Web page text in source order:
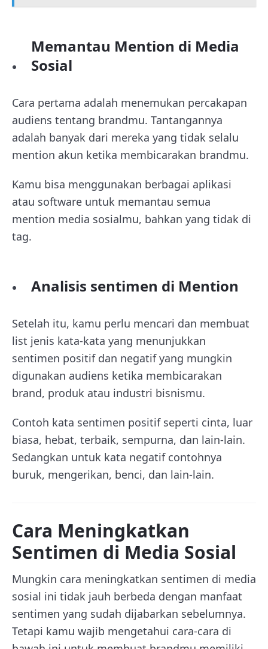
Memantau Mention di Media
Sosial
Cara pertama adalah menemukan percakapan
audiens tentang brandmu. Tantangannya
adalah banyak dari mereka yang tidak selalu
mention akun ketika membicarakan brandmu.
Kamu bisa menggunakan berbagai aplikasi
atau software untuk memantau semua
mention media sosialmu, bahkan yang tidak di
tag.
Analisis sentimen di Mention
Setelah itu, kamu perlu mencari dan membuat
list jenis kata-kata yang menunjukkan
sentimen positif dan negatif yang mungkin
digunakan audiens ketika membicarakan
brand, produk atau industri bisnismu.
Contoh kata sentimen positif seperti cinta, luar
biasa, hebat, terbaik, sempurna, dan lain-lain.
Sedangkan untuk kata negatif contohnya
buruk, mengerikan, benci, dan lain-lain.
Cara Meningkatkan
Sentimen di Media Sosial
Mungkin cara meningkatkan sentimen di media
sosial ini tidak jauh berbeda dengan manfaat
sentimen yang sudah dijabarkan sebelumnya.
Tetapi kamu wajib mengetahui cara-cara di